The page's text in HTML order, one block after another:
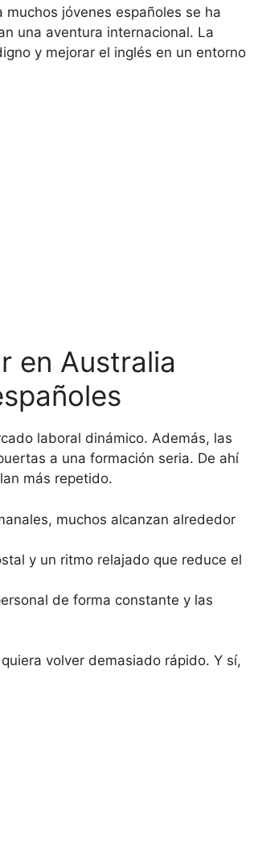
jóvenes españoles se ha
una aventura internacional. La
y mejorar el inglés en un entorno
en Australia
laboral dinámico. Además, las
a una formación seria. De ahí
más repetido.
muchos alcanzan alrededor
y un ritmo relajado que reduce el
de forma constante y las
volver demasiado rápido. Y sí,